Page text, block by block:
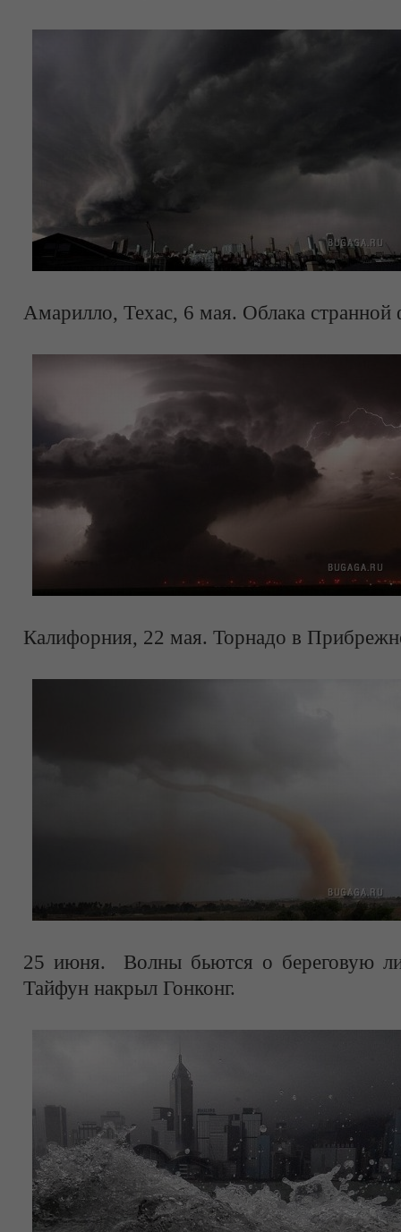
Амарилло, Техас, 6 мая. Облака
Калифорния, 22 мая. Торнадо в
25 июня. Волны бьются о береговую
Тайфун накрыл Гонконг.